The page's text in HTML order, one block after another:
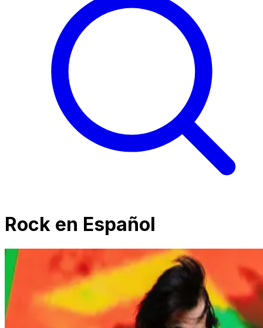
Rock en Español